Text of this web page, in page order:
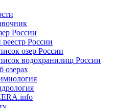
России
России
озер России
водохранилищ России
озерах